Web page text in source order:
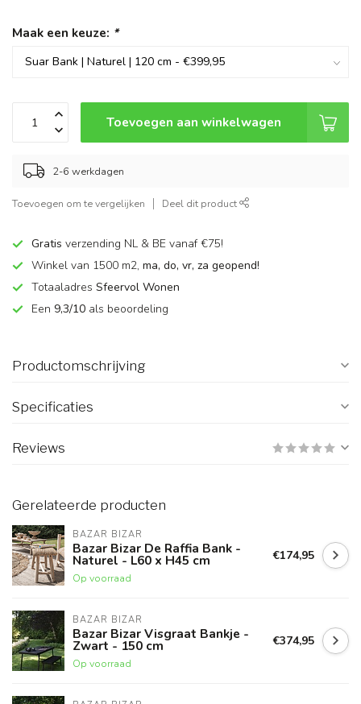
Maak een keuze: *
Toevoegen aan winkelwagen
2-6 werkdagen
Toevoegen om te vergelijken Deel dit product
Gratis verzending NL & BE vanaf €75!
Winkel van 1500 m2, ma, do, vr, za geopend!
Totaaladres Sfeervol Wonen
Een 9,3/10 als beoordeling
Productomschrijving
Specificaties
Reviews
Gerelateerde producten
BAZAR BIZAR
Bazar Bizar De Raffia Bank -
Naturel - L60 x H45 cm
Op voorraad
€174,95
BAZAR BIZAR
Bazar Bizar Visgraat Bankje -
Zwart - 150 cm
Op voorraad
€374,95